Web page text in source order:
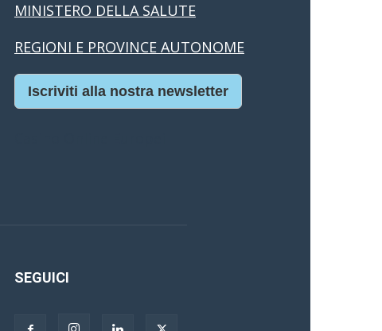
MINISTERO DELLA SALUTE
REGIONI E PROVINCE AUTONOME
Iscriviti alla nostra newsletter
SEGUICI